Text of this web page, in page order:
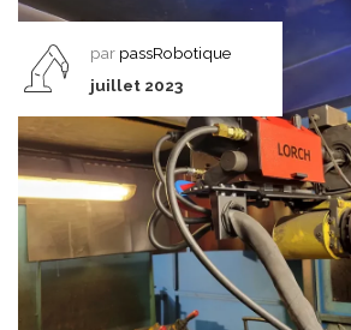
par passRobotique
juillet 2023